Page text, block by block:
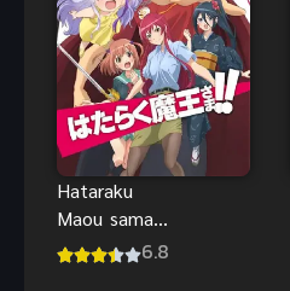
Hataraku
Maou sama
Season 2 ผู้6.8